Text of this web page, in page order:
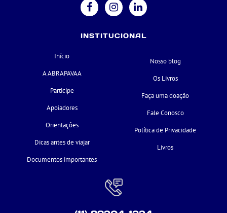
INSTITUCIONAL
Início
A ABRAPAVAA
Participe
Apoiadores
Orientações
Dicas antes de viajar
Documentos importantes
Nosso blog
Os Livros
Faça uma doação
Fale Conosco
Política de Privacidade
Livros